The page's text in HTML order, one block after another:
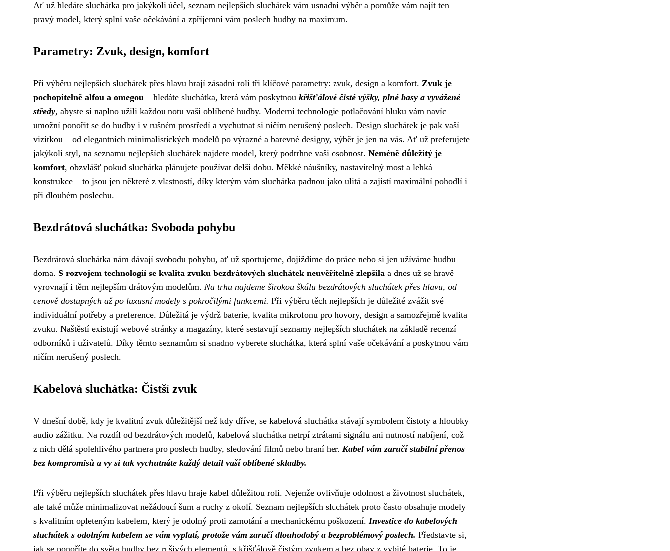
Ať už hledáte sluchátka pro jakýkoli účel, seznam nejlepších sluchátek vám usnadní výběr a pomůže vám najít ten
pravý model, který splní vaše očekávání a zpříjemní vám poslech hudby na maximum.
Parametry: Zvuk, design, komfort
Při výběru nejlepších sluchátek přes hlavu hrají zásadní roli tři klíčové parametry: zvuk, design a komfort. Zvuk je
pochopitelně alfou a omegou – hledáte sluchátka, která vám poskytnou křišťálově čisté výšky, plné basy a vyvážené
středy, abyste si naplno užili každou notu vaší oblíbené hudby. Moderní technologie potlačování hluku vám navíc
umožní ponořit se do hudby i v rušném prostředí a vychutnat si ničím nerušený poslech. Design sluchátek je pak vaší
vizitkou – od elegantních minimalistických modelů po výrazné a barevné designy, výběr je jen na vás. Ať už preferujete
jakýkoli styl, na seznamu nejlepších sluchátek najdete model, který podtrhne vaši osobnost. Neméně důležitý je
komfort, obzvlášť pokud sluchátka plánujete používat delší dobu. Měkké náušníky, nastavitelný most a lehká
konstrukce – to jsou jen některé z vlastností, díky kterým vám sluchátka padnou jako ulitá a zajistí maximální pohodlí i
při dlouhém poslechu.
Bezdrátová sluchátka: Svoboda pohybu
Bezdrátová sluchátka nám dávají svobodu pohybu, ať už sportujeme, dojíždíme do práce nebo si jen užíváme hudbu
doma. S rozvojem technologií se kvalita zvuku bezdrátových sluchátek neuvěřitelně zlepšila a dnes už se hravě
vyrovnají i těm nejlepším drátovým modelům. Na trhu najdeme širokou škálu bezdrátových sluchátek přes hlavu, od
cenově dostupných až po luxusní modely s pokročilými funkcemi. Při výběru těch nejlepších je důležité zvážit své
individuální potřeby a preference. Důležitá je výdrž baterie, kvalita mikrofonu pro hovory, design a samozřejmě kvalita
zvuku. Naštěstí existují webové stránky a magazíny, které sestavují seznamy nejlepších sluchátek na základě recenzí
odborníků i uživatelů. Díky těmto seznamům si snadno vyberete sluchátka, která splní vaše očekávání a poskytnou vám
ničím nerušený poslech.
Kabelová sluchátka: Čistší zvuk
V dnešní době, kdy je kvalitní zvuk důležitější než kdy dříve, se kabelová sluchátka stávají symbolem čistoty a hloubky
audio zážitku. Na rozdíl od bezdrátových modelů, kabelová sluchátka netrpí ztrátami signálu ani nutností nabíjení, což
z nich dělá spolehlivého partnera pro poslech hudby, sledování filmů nebo hraní her. Kabel vám zaručí stabilní přenos
bez kompromisů a vy si tak vychutnáte každý detail vaší oblíbené skladby.
Při výběru nejlepších sluchátek přes hlavu hraje kabel důležitou roli. Nejenže ovlivňuje odolnost a životnost sluchátek,
ale také může minimalizovat nežádoucí šum a ruchy z okolí. Seznam nejlepších sluchátek proto často obsahuje modely
s kvalitním opleteným kabelem, který je odolný proti zamotání a mechanickému poškození. Investice do kabelových
sluchátek s odolným kabelem se vám vyplatí, protože vám zaručí dlouhodobý a bezproblémový poslech. Představte si,
jak se ponoříte do světa hudby bez rušivých elementů, s křišťálově čistým zvukem a bez obav z vybité baterie. To je